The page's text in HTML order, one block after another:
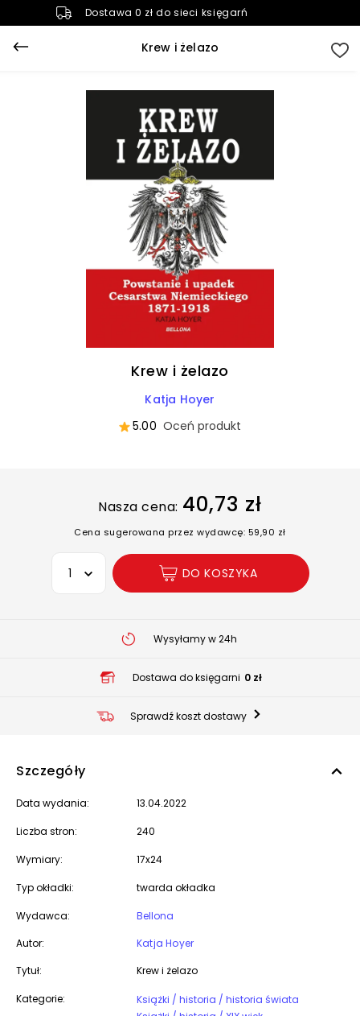
Dostawa 0 zł do sieci księgarń
Krew i żelazo
Krew i żelazo
Katja Hoyer
5.00 Oceń produkt
Nasza cena: 40,73 zł
Cena sugerowana przez wydawcę: 59,90 zł
Wybierz opcję
DO KOSZYKA
Wysyłamy w 24h
Dostawa do księgarni 0 zł
Sprawdź koszt dostawy
Szczegóły
Data wydania: 13.04.2022
Liczba stron: 240
Wymiary: 17x24
Typ okładki: twarda okładka
Wydawca:
Bellona
Autor:
Katja Hoyer
Tytuł:
Krew i żelazo
Kategorie:
Książki / historia / historia świata